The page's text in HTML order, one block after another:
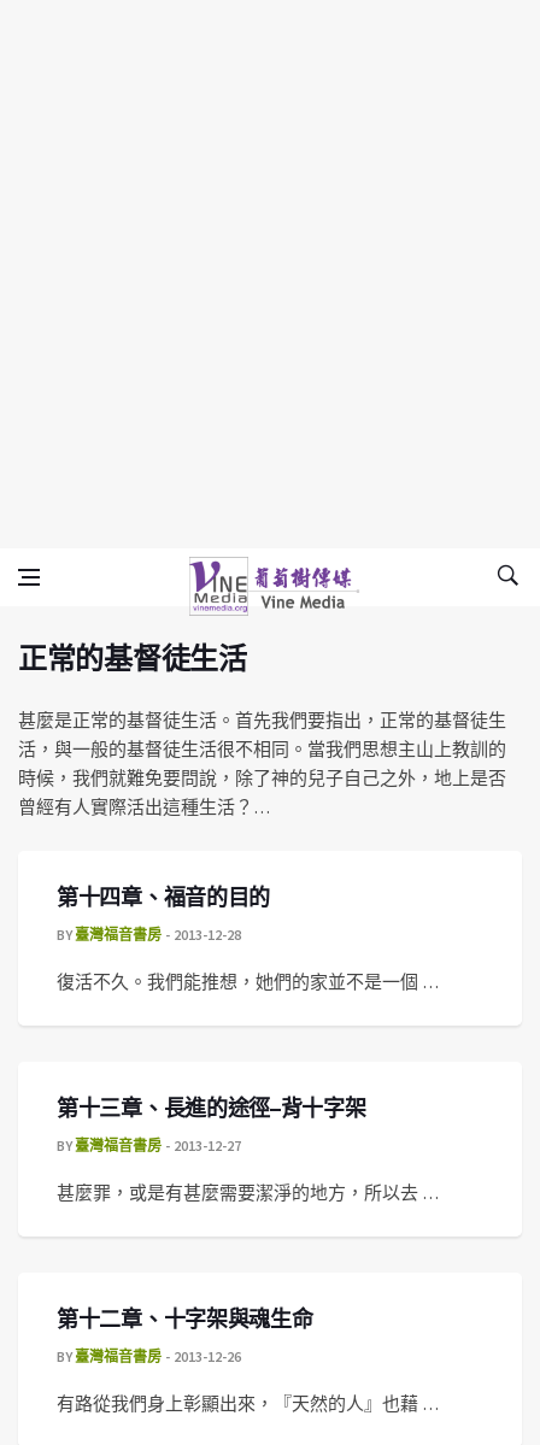
正常的基督徒生活
Vine Media
葡萄樹傳媒
正常的基督徒生活
甚麼是正常的基督徒生活。首先我們要指出，正常的基督徒生
活，與一般的基督徒生活很不相同。當我們思想主山上教訓的
時候，我們就難免要問說，除了神的兒子自己之外，地上是否
曾經有人實際活出這種生活？…
第十四章、福音的目的
BY臺灣福音書房 2013-12-28
復活不久。我們能推想，她們的家並不是一個 …
第十三章、長進的途徑–背十字架
BY臺灣福音書房 2013-12-27
甚麼罪，或是有甚麼需要潔淨的地方，所以去 …
第十二章、十字架與魂生命
BY臺灣福音書房 2013-12-26
有路從我們身上彰顯出來，『天然的人』也藉 …